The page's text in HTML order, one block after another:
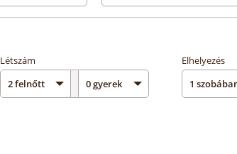
Létszám Elhelyezés